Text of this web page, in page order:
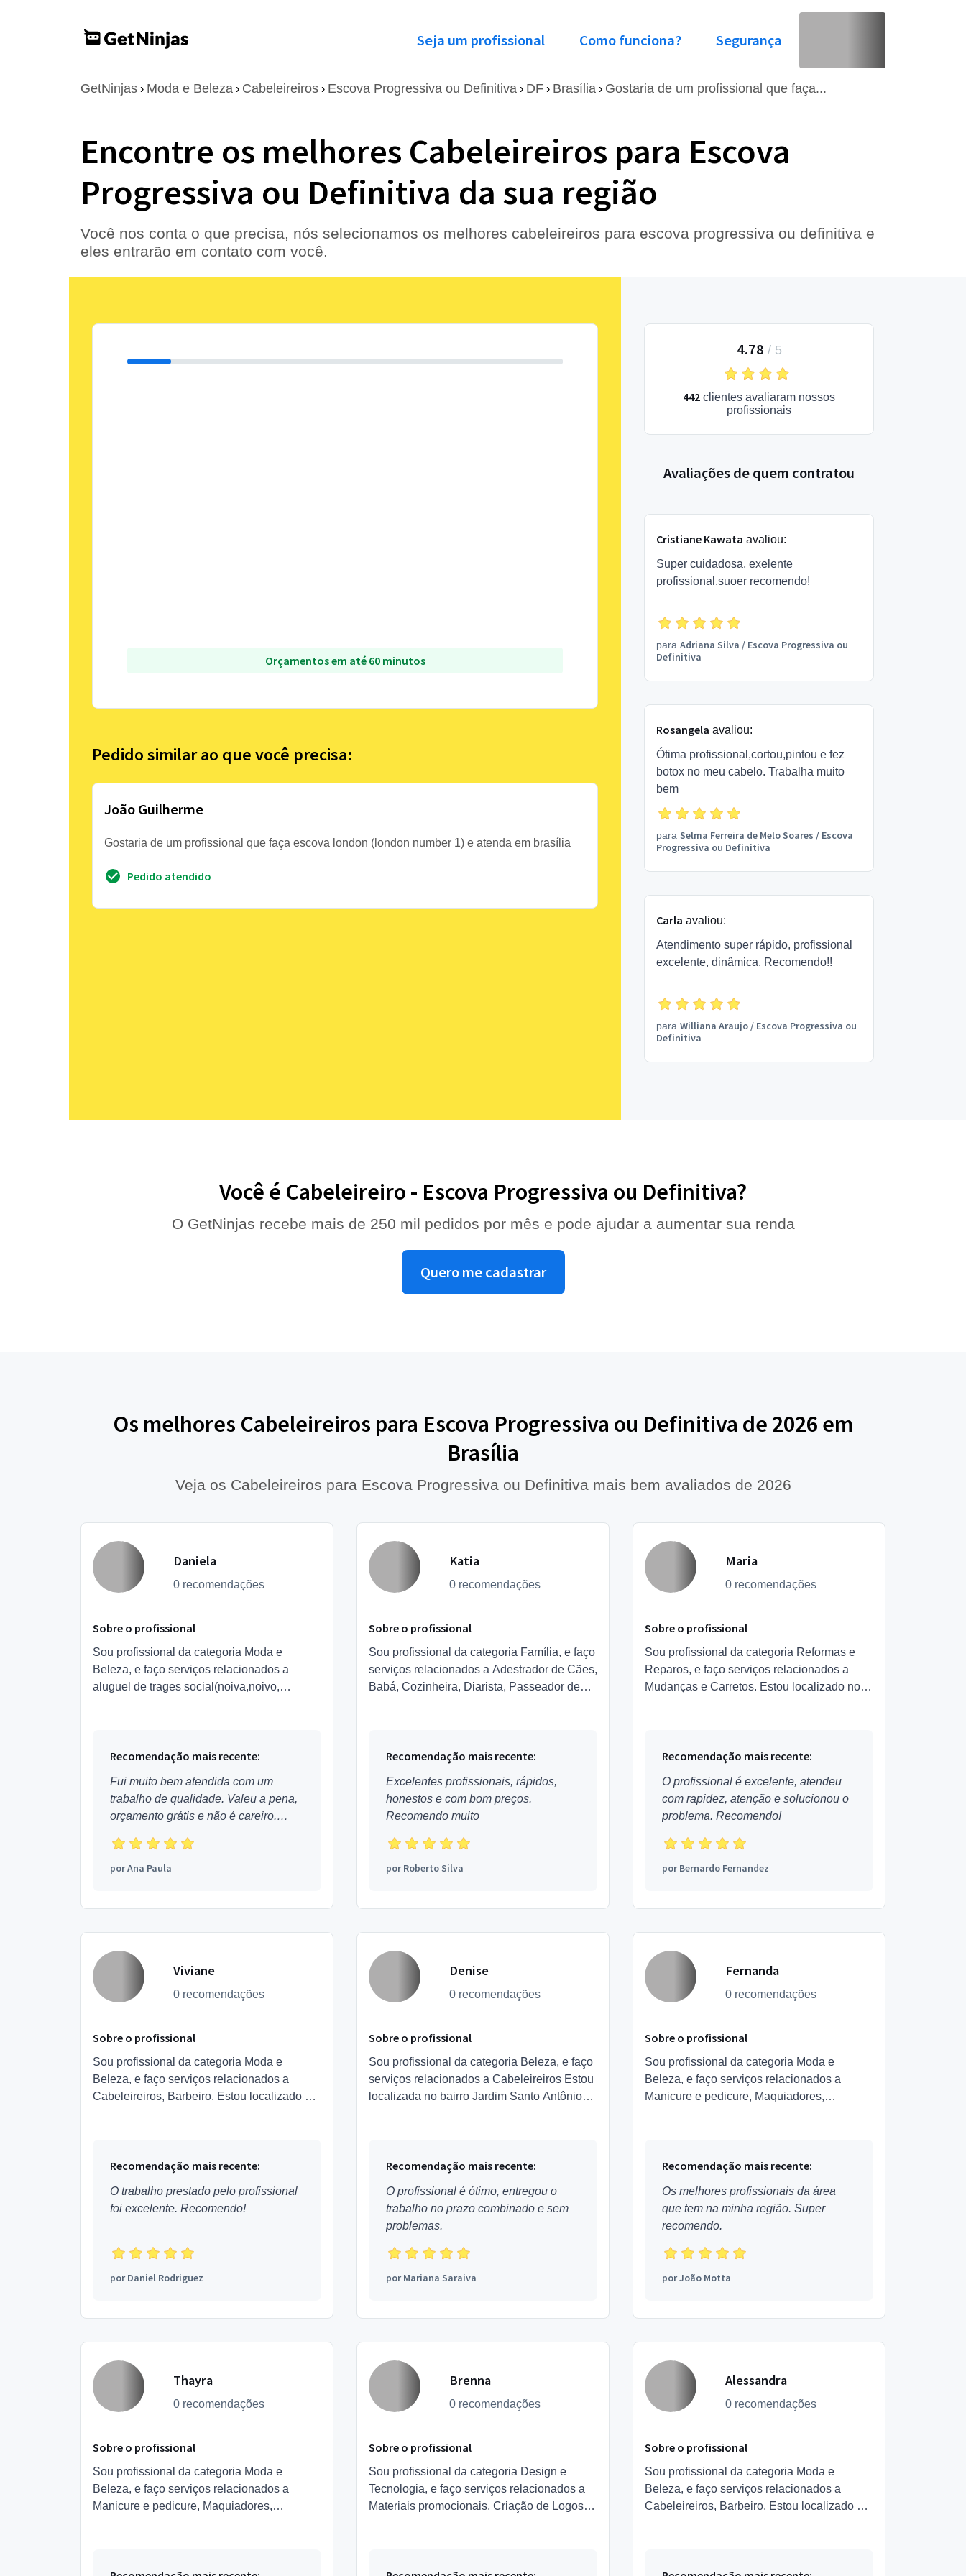
Seja um profissional Como funciona? Segurança
GetNinjas › Moda e Beleza › Cabeleireiros › Escova Progressiva ou Definitiva › DF › Brasília › Gostaria de um profissional que faça...
Encontre os melhores Cabeleireiros para Escova
Progressiva ou Definitiva da sua região
Você nos conta o que precisa, nós selecionamos os melhores cabeleireiros para escova progressiva ou definitiva e
eles entrarão em contato com você.
Orçamentos em até 60 minutos
Pedido similar ao que você precisa:
João Guilherme
Gostaria de um profissional que faça escova london (london number 1) e atenda em brasília
Pedido atendido
4.78 / 5
442 clientes avaliaram nossos
profissionais
Avaliações de quem contratou
Cristiane Kawata avaliou:
Super cuidadosa, exelente
profissional.suoer recomendo!
para Adriana Silva / Escova Progressiva ou
Definitiva
Rosangela avaliou:
Ótima profissional,cortou,pintou e fez
botox no meu cabelo. Trabalha muito
bem
para Selma Ferreira de Melo Soares / Escova
Progressiva ou Definitiva
Carla avaliou:
Atendimento super rápido, profissional
excelente, dinâmica. Recomendo!!
para Williana Araujo/ Escova Progressiva ou
Definitiva
Você é Cabeleireiro - Escova Progressiva ou Definitiva?
O GetNinjas recebe mais de 250 mil pedidos por mês e pode ajudar a aumentar sua renda
Quero me cadastrar
Os melhores Cabeleireiros para Escova Progressiva ou Definitiva de 2026 em
Brasília
Veja os Cabeleireiros para Escova Progressiva ou Definitiva mais bem avaliados de 2026
Daniela
0 recomendações
Sobre o profissional
Sou profissional da categoria Moda e
Beleza, e faço serviços relacionados a
aluguel de trages social(noiva,noivo,
Recomendação mais recente:
Fui muito bem atendida com um
trabalho de qualidade. Valeu a pena,
orçamento grátis e não é careiro.
porAna Paula
Katia
0 recomendações
Sobre o profissional
Sou profissional da categoria Família, e faço
serviços relacionados a Adestrador de Cães,
Babá, Cozinheira, Diarista, Passeador de
Recomendação mais recente:
Excelentes profissionais, rápidos,
honestos e com bom preços.
Recomendo muito
porRoberto Silva
Maria
0 recomendações
Sobre o profissional
Sou profissional da categoria Reformas e
Reparos, e faço serviços relacionados a
Mudanças e Carretos. Estou localizado no
Recomendação mais recente:
O profissional é excelente, atendeu
com rapidez, atenção e solucionou o
problema. Recomendo!
porBernardo Fernandez
Viviane
0 recomendações
Sobre o profissional
Sou profissional da categoria Moda e
Beleza, e faço serviços relacionados a
Cabeleireiros, Barbeiro. Estou localizado no
Recomendação mais recente:
O trabalho prestado pelo profissional
foi excelente. Recomendo!
porDaniel Rodriguez
Denise
0 recomendações
Sobre o profissional
Sou profissional da categoria Beleza, e faço
serviços relacionados a Cabeleireiros Estou
localizada no bairro Jardim Santo Antônio
Recomendação mais recente:
O profissional é ótimo, entregou o
trabalho no prazo combinado e sem
problemas.
porMariana Saraiva
Fernanda
0 recomendações
Sobre o profissional
Sou profissional da categoria Moda e
Beleza, e faço serviços relacionados a
Manicure e pedicure, Maquiadores,
Recomendação mais recente:
Os melhores profissionais da área
que tem na minha região. Super
recomendo.
porJoão Motta
Thayra
0 recomendações
Sobre o profissional
Sou profissional da categoria Moda e
Beleza, e faço serviços relacionados a
Manicure e pedicure, Maquiadores,
Brenna
0 recomendações
Sobre o profissional
Sou profissional da categoria Design e
Tecnologia, e faço serviços relacionados a
Materiais promocionais, Criação de Logos,
Alessandra
0 recomendações
Sobre o profissional
Sou profissional da categoria Moda e
Beleza, e faço serviços relacionados a
Cabeleireiros, Barbeiro. Estou localizado no